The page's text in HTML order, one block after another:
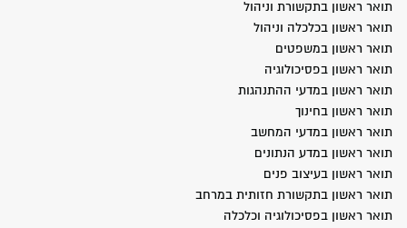
תואר ראשון בתקשורת וניהול
תואר ראשון בכלכלה וניהול
תואר ראשון במשפטים
תואר ראשון בפסיכולוגיה
תואר ראשון במדעי ההתנהגות
תואר ראשון בחינוך
תואר ראשון במדעי המחשב
תואר ראשון במדע הנתונים
תואר ראשון בעיצוב פנים
תואר ראשון בתקשורת חזותית במרחב
תואר ראשון בפסיכולוגיה וכלכלה